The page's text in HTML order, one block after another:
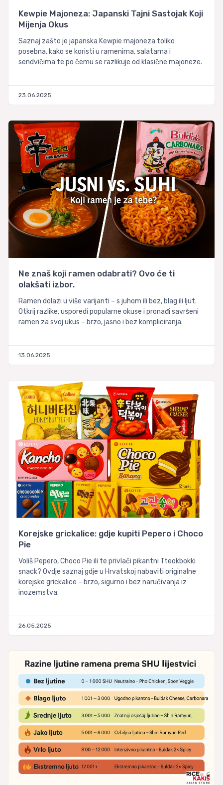
Kewpie Majoneza: Japanski Tajni Sastojak Koji
Mijenja Okus
Saznaj zašto je japanska Kewpie majoneza toliko
posebna, kako se koristi u ramenima, salatama i
sendvičima te po čemu se razlikuje od klasične majoneze.
23.06.2025.
Ne znaš koji ramen odabrati? Ovo će ti
olakšati izbor.
Ramen dolazi u više varijanti – s juhom ili bez, blag ili ljut.
Otkrij razlike, usporedi popularne okuse i pronađi savršeni
ramen za svoj ukus – brzo, jasno i bez kompliciranja.
13.06.2025.
Korejske grickalice: gdje kupiti Pepero i Choco
Pie
Voliš Pepero, Choco Pie ili te privlači pikantni Tteokbokki
snack? Ovdje saznaj gdje u Hrvatskoj nabaviti originalne
korejske grickalice – brzo, sigurno i bez naručivanja iz
inozemstva.
26.05.2025.